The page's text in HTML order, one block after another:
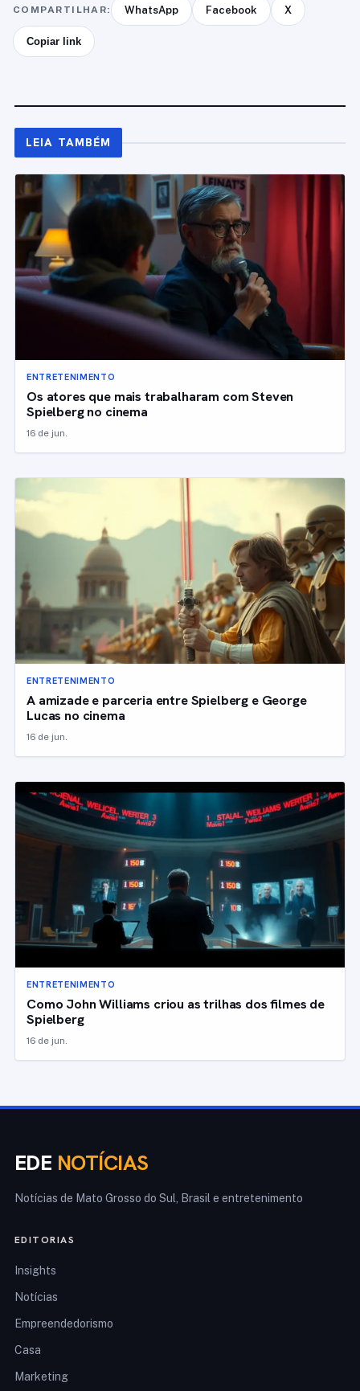
COMPARTILHAR: WhatsApp Facebook X
Copiar link
LEIA TAMBÉM
ENTRETENIMENTO
Os atores que mais trabalharam com Steven
Spielberg no cinema
16 de jun.
ENTRETENIMENTO
A amizade e parceria entre Spielberg e George
Lucas no cinema
16 de jun.
ENTRETENIMENTO
Como John Williams criou as trilhas dos filmes de
Spielberg
16 de jun.
EDE NOTÍCIAS
Notícias de Mato Grosso do Sul, Brasil e entretenimento
EDITORIAS
Insights
Notícias
Empreendedorismo
Casa
Marketing